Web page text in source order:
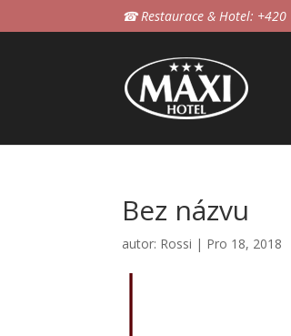
☎ Restaurace & Hotel: +420
Bez názvu
autor: Rossi | Pro 18, 2018